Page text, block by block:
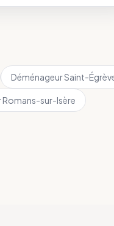
DéménageurSaint-
Romans-sur-Isère